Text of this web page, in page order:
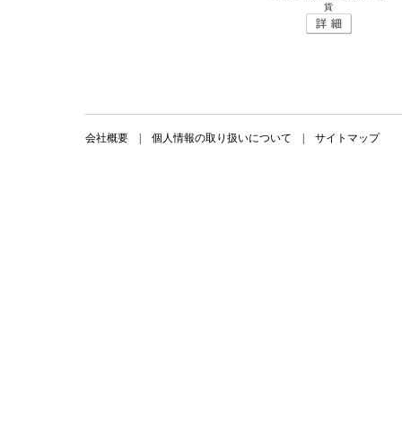
貨
会社概要 個人情報の取り扱いについて サイトマップ